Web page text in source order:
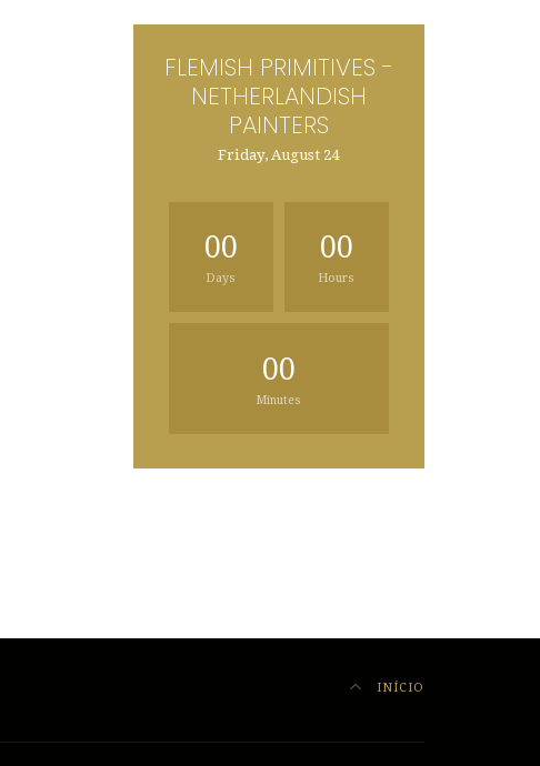
FLEMISH PRIMITIVES -
NETHERLANDISH
PAINTERS
Friday, August 24
00
Days
00
Hours
00
Minutes
INÍCIO